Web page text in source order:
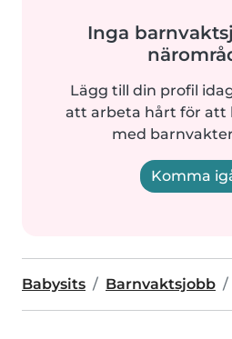
Inga
Lägg till din profil
att arbeta hårt för att
med
Komma
Babysits Barnvaktsjobb